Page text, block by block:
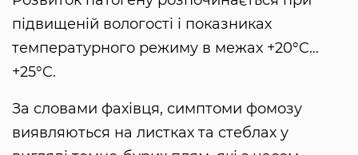
підвищеній вологості і показниках
температурного режиму в межах +20°C…
+25°C.
За словами фахівця, симптоми фомозу
виявляються на листках та стеблах у